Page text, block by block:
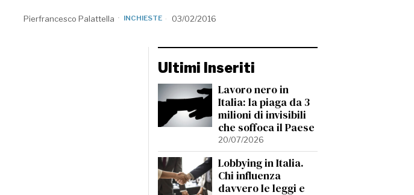
Pierfrancesco Palattella INCHIESTE 03/02/2016
Ultimi Inseriti
Lavoro nero in
Italia: la piaga da 3
milioni di invisibili
che soffoca il Paese
20/07/2026
Lobbying in Italia.
Chi influenza
davvero le leggi e